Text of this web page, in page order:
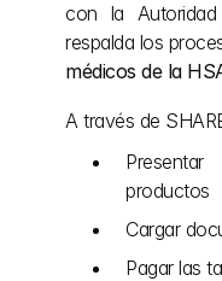
con la
respalda los
médicos de la
A través de
productos
Cargar
Pagar las